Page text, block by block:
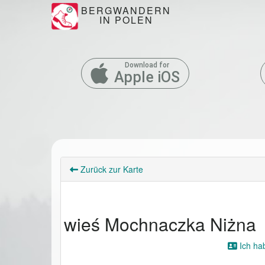
BERGWANDERN
IN POLEN
Download for
Apple iOS
Zurück zur Karte
wieś Mochnaczka Niżna
Ich